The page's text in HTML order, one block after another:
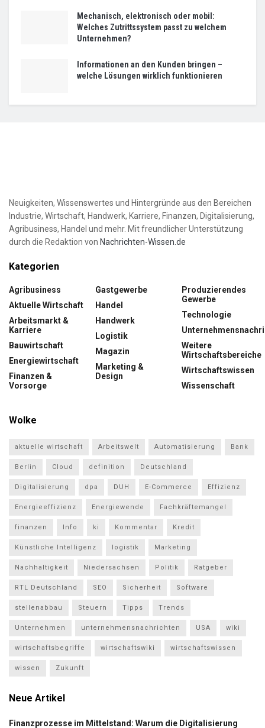
Mechanisch, elektronisch oder mobil:
Welches Zutrittssystem passt zu welchem
Unternehmen?
Informationen an den Kunden bringen –
welche Lösungen wirklich funktionieren
Neuigkeiten, Wissenswertes und Hintergründe aus den Bereichen
Industrie, Wirtschaft, Handwerk, Karriere, Finanzen, Digitalisierung,
Agribusiness, Handel und mehr. Mit freundlicher Unterstützung
durch die Redaktion von Nachrichten-Wissen.de
Kategorien
Agribusiness
Aktuelle Wirtschaft
Arbeitsmarkt &
Karriere
Bauwirtschaft
Energiewirtschaft
Finanzen &
Vorsorge
Gastgewerbe
Handel
Handwerk
Logistik
Magazin
Marketing &
Design
Produzierendes
Gewerbe
Technologie
Weitere
Wirtschaftsbereiche
Wirtschaftswissen
Wissenschaft
Wolke
aktuelle wirtschaft Arbeitswelt Automatisierung Bank
Berlin Cloud definition Deutschland
Digitalisierung dpa DUH E-Commerce Effizienz
Energieeffizienz Energiewende Fachkräftemangel
finanzen Info ki Kommentar Kredit
Künstliche Intelligenz logistik Marketing
Nachhaltigkeit Niedersachsen Politik Ratgeber
RTL Deutschland SEO Sicherheit Software
stellenabbau Steuern Tipps Trends
Unternehmen unternehmensnachrichten USA wiki
wirtschaftsbegriffe wirtschaftswiki wirtschaftswissen
wissen Zukunft
Neue Artikel
Finanzprozesse im Mittelstand: Warum die Digitalisierung